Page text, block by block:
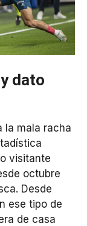
dato
la mala racha
visitante
octubre
Desde
ese tipo de
de casa